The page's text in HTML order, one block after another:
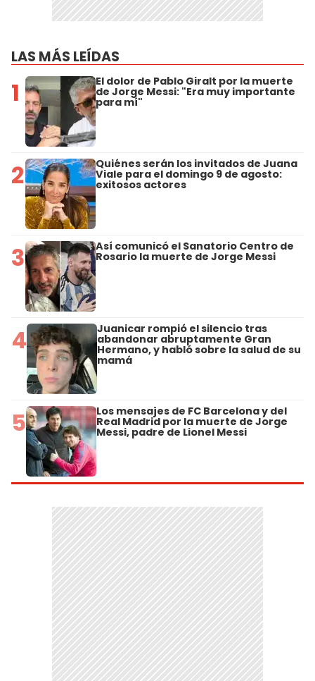
LAS MÁS LEÍDAS
1 El dolor de Pablo Giralt por la muerte
de Jorge Messi: "Era muy importante
para mí"
2 Quiénes serán los invitados de Juana
Viale para el domingo 9 de agosto:
exitosos actores
3 Así comunicó el Sanatorio Centro de
Rosario la muerte de Jorge Messi
4 Juanicar rompió el silencio tras
abandonar abruptamente Gran
Hermano, y habló sobre la salud de su
mamá
5 Los mensajes de FC Barcelona y del
Real Madrid por la muerte de Jorge
Messi, padre de Lionel Messi